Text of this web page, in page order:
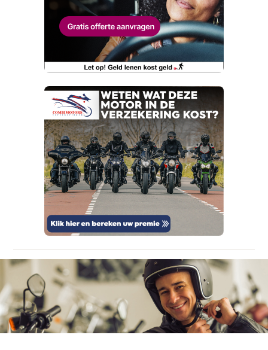
Vraag mijn proefrit aan
om je aanvraag zo goed mogelijk bij de
aanbieder te brengen. Lees hier meer over in
onzeprivacyverklaring .
E-mailadres
Telefoonnummer (optioneel)
Verstuur mijn vraag
viaBOVAG.nl verwerkt je persoonsgegevens
om je aanvraag zo goed mogelijk bij de
aanbieder te brengen. Lees hier meer over in
onzeprivacyverklaring .
Wat is jou opgevallen?
Wat klopt er niet?
Kan je ons nog meer vertellen? (optioneel)
Stuur mijn bevinding door